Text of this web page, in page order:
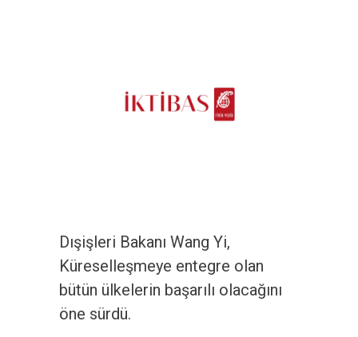
Dışişleri Bakanı Wang Yi,
Küreselleşmeye entegre olan
bütün ülkelerin başarılı olacağını
öne sürdü.